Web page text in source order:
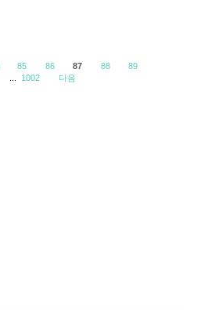
85 86 87 88
89
1002 다음